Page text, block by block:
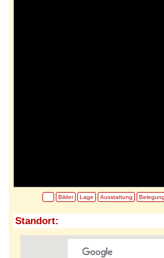
Bilder Lage Ausstattung
Standort: